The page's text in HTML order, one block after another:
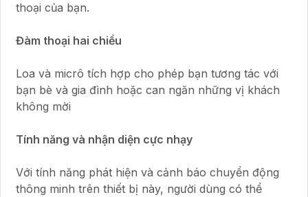
thoại của bạn.
Đàm thoại hai chiều
Loa và micrô tích hợp cho phép bạn tương tác với
bạn bè và gia đình hoặc can ngăn những vị khách
không mời
Tính năng và nhận diện cực nhạy
Với tính năng phát hiện và cảnh báo chuyển động
thông minh trên thiết bị này, người dùng có thể